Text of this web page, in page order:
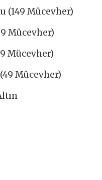
(149 Mücevher)
Mücevher)
Mücevher)
Mücevher)